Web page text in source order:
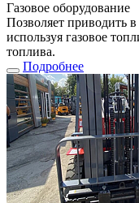
Газовое оборудование
Позволяет приводить в
используя газовое
топлива.
Подробнее